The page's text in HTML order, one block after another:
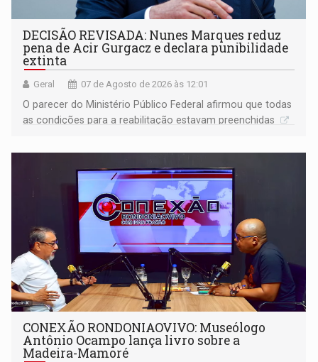
DECISÃO REVISADA: Nunes Marques reduz
pena de Acir Gurgacz e declara punibilidade
extinta
Geral 07 de Agosto de 2026 às 12:01
O parecer do Ministério Público Federal afirmou que todas
as condições para a reabilitação estavam preenchidas
CONEXÃO RONDONIAOVIVO: Museólogo
Antônio Ocampo lança livro sobre a
Madeira-Mamoré